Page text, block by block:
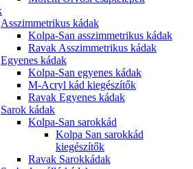
Asszimmetrikus kádak
Kolpa-San asszimmetrikus kádak
Ravak Asszimmetrikus kádak
Egyenes kádak
Kolpa-San egyenes kádak
M-Acryl kád kiegészítők
Ravak Egyenes kádak
Sarok kádak
Kolpa-San sarokkád
Kolpa San sarokkád
kiegészítők
Ravak Sarokkádak